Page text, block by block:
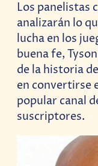
Los panelistas
analizarán lo
lucha en los
buena fe,
de la historia
en convertirse
popular canal
suscriptores.